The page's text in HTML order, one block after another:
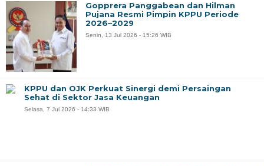
Gopprera Panggabean dan Hilman
Pujana Resmi Pimpin KPPU Periode
2026–2029
Senin, 13 Jul 2026 - 15:26 WIB
KPPU dan OJK Perkuat Sinergi demi Persaingan
Sehat di Sektor Jasa Keuangan
Selasa, 7 Jul 2026 - 14:33 WIB